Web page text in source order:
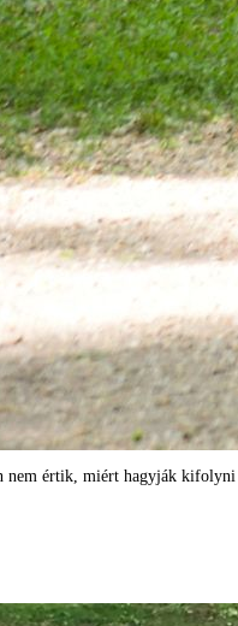
nem értik, miért hagyják